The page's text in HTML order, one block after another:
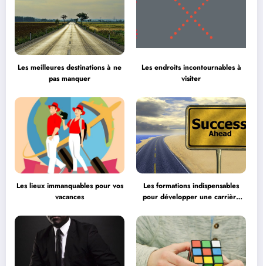
Les meilleures destinations à ne
pas manquer
Les endroits incontournables à
visiter
Les lieux immanquables pour vos
vacances
Les formations indispensables
pour développer une carrière